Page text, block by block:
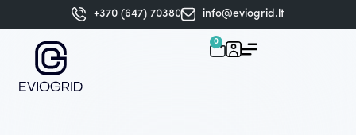
+370 (647) 70380 info@eviogrid.lt
0